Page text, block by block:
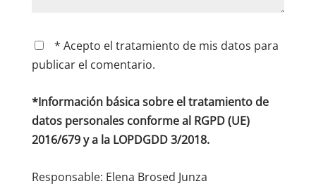
* Acepto el tratamiento de mis datos para
publicar el comentario.
*Información básica sobre el tratamiento de
datos personales conforme al RGPD (UE)
2016/679 y a la LOPDGDD 3/2018.
Responsable: Elena Brosed Junza